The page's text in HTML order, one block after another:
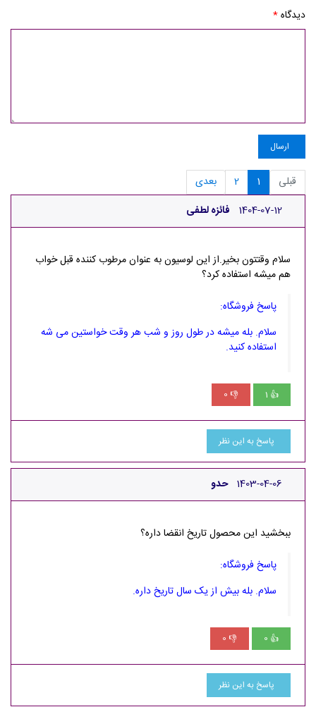
دیدگاه*
ارسال
قبلی 1
2
بعدی
فائزه لطفی 1404-07-12
سلام وقتتون بخیر.از این لوسیون به عنوان مرطوب کننده قبل خواب
هم میشه استفاده کرد؟
پاسخ فروشگاه:
سلام. بله میشه در طول روز و شب هر وقت خواستین می شه
استفاده کنید.
👍
1
👎
0
پاسخ به این نظر
حدو 1403-04-06
ببخشید این محصول تاریخ انقضا داره؟
پاسخ فروشگاه:
سلام. بله بیش از یک سال تاریخ داره.
👍
0
👎
0
پاسخ به این نظر